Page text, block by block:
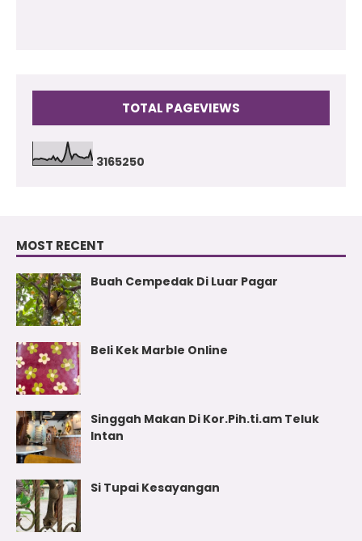
TOTAL PAGEVIEWS
3165250
MOST RECENT
Buah Cempedak Di Luar Pagar
Beli Kek Marble Online
Singgah Makan Di Kor.Pih.ti.am Teluk
Intan
Si Tupai Kesayangan